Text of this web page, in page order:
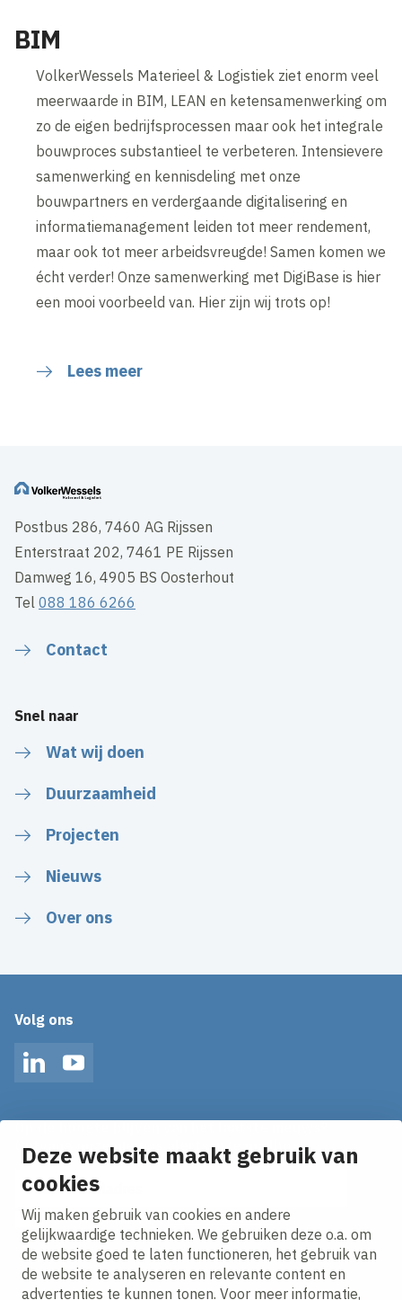
Deze website maakt gebruik van
cookies
Wij maken gebruik van cookies en andere
gelijkwaardige technieken. We gebruiken deze o.a. om
de website goed te laten functioneren, het gebruik van
de website te analyseren en relevante content en
advertenties te kunnen tonen. Voor meer informatie,
BIM
VolkerWessels Materieel & Logistiek ziet enorm veel
meerwaarde in BIM, LEAN en ketensamenwerking om
zo de eigen bedrijfsprocessen maar ook het integrale
bouwproces substantieel te verbeteren. Intensievere
samenwerking en kennisdeling met onze
bouwpartners en verdergaande digitalisering en
informatiemanagement leiden tot meer rendement,
maar ook tot meer arbeidsvreugde! Samen komen we
écht verder! Onze samenwerking met DigiBase is hier
een mooi voorbeeld van. Hier zijn wij trots op!
Lees meer
Postbus 286, 7460 AG Rijssen
Enterstraat 202, 7461 PE Rijssen
Damweg 16, 4905 BS Oosterhout
Tel088 186 6266
Contact
Snel naar
Wat wij doen
Duurzaamheid
Projecten
Nieuws
Over ons
Volg ons
LinkedInYouTube
Ontvang onze nieuws alerts in je mailbox!
E-mailadres
Ik ga akkoord met hetprivacy statement.